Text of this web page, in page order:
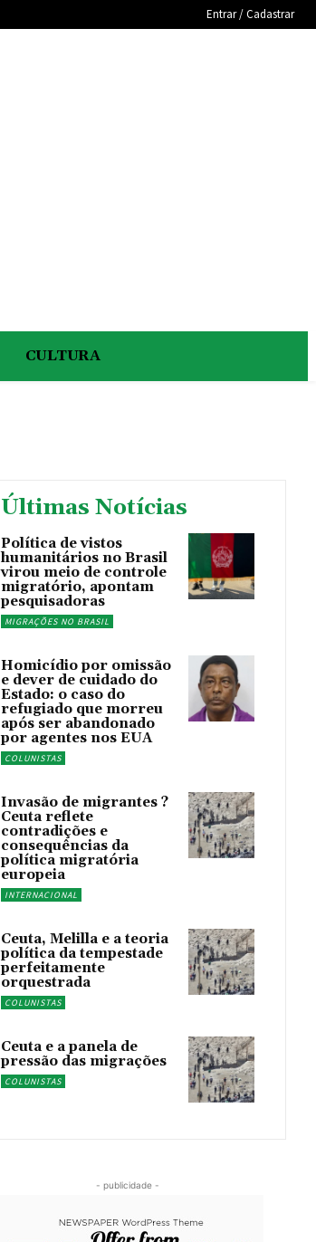
Entrar / Cadastrar
CULTURA
Últimas Notícias
Política de vistos
humanitários no Brasil
virou meio de controle
migratório, apontam
pesquisadoras
MIGRAÇÕES NO BRASIL
Homicídio por omissão
e dever de cuidado do
Estado: o caso do
refugiado que morreu
após ser abandonado
por agentes nos EUA
COLUNISTAS
Invasão de migrantes ?
Ceuta reflete
contradições e
consequências da
política migratória
europeia
INTERNACIONAL
Ceuta, Melilla e a teoria
política da tempestade
perfeitamente
orquestrada
COLUNISTAS
Ceuta e a panela de
pressão das migrações
COLUNISTAS
- publicidade -